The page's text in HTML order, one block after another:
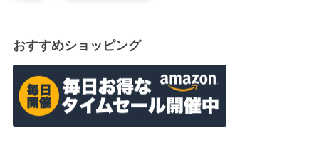
おすすめショッピング